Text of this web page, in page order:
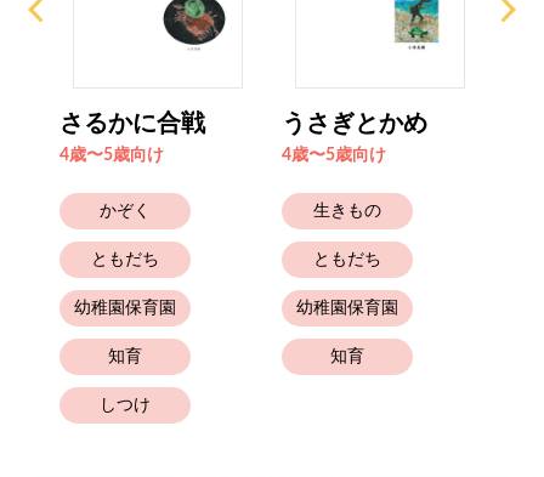
さるかに合戦
4歳〜5歳向け
かぞく
ともだち
幼稚園保育園
知育
しつけ
うさぎとかめ
4歳〜5歳向け
生きもの
ともだち
幼稚園保育園
知育